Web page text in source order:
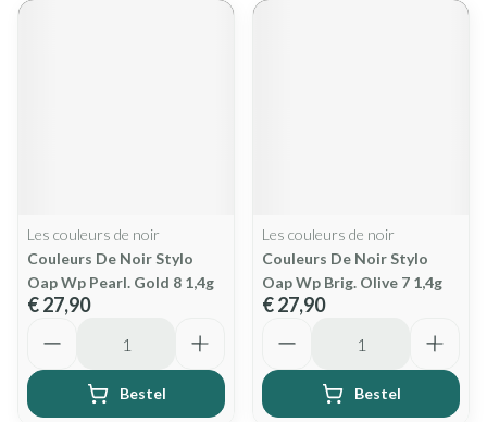
Les couleurs de noir
Couleurs De Noir Stylo
Oap Wp Pearl. Gold 8 1,4g
€ 27,90
Bestel
Les couleurs de noir
Couleurs De Noir Stylo
Oap Wp Brig. Olive 7 1,4g
€ 27,90
Bestel